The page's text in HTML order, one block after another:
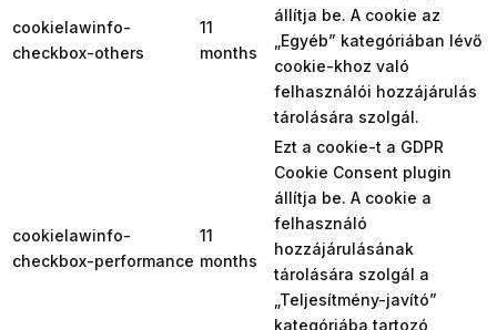
cookielawinfo-
checkbox-others
11
months
állítja be. A cookie az
„Egyéb” kategóriában lévő
cookie-khoz való
felhasználói hozzájárulás
tárolására szolgál.
cookielawinfo-
checkbox-performance
11
months
Ezt a cookie-t a GDPR
Cookie Consent plugin
állítja be. A cookie a
felhasználó
hozzájárulásának
tárolására szolgál a
„Teljesítmény-javító”
kategóriába tartozó